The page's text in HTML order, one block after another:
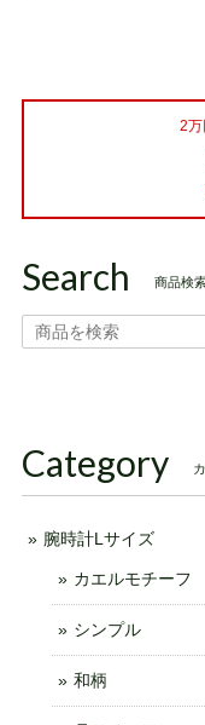
2万
Search 商品検
Category
腕時計Lサイズ
カエルモチーフ
シンプル
和柄